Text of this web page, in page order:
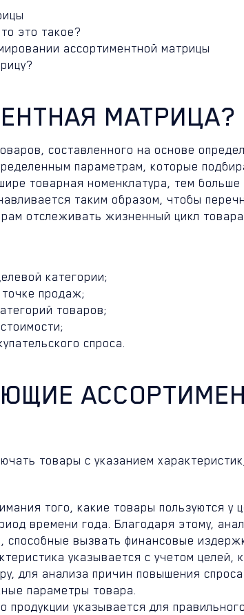
это такое?
ассортиментной матрицы
МАТРИЦА?
составленного на основе
параметрам, которые
товарная номенклатура, тем
таким образом, чтобы
отслеживать жизненный цикл товара.
категории;
продаж;
товаров;
спроса.
товары с указанием
того, какие товары пользуются у
времени года. Благодаря этому,
вызвать финансовые
указывается с учетом целей,
для анализа причин повышения
параметры товара.
продукции указывается для